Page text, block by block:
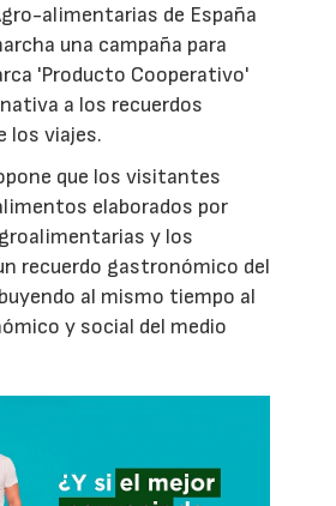
alimentarias de España
una campaña para
'Producto Cooperativo'
a los recuerdos
los viajes.
que los visitantes
elaborados por
y los
recuerdo gastronómico del
al mismo tiempo al
y social del medio